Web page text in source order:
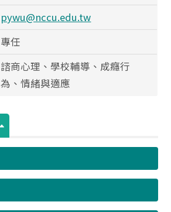
pywu@nccu.edu.tw
專任
諮商心理、學校輔導、成癮行
為、情緒與適應